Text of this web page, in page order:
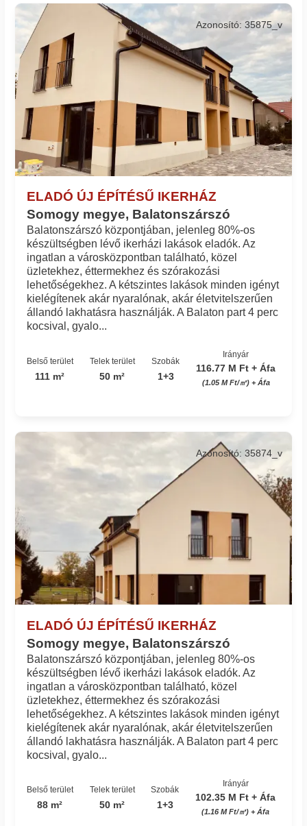
ELADÓ ÚJ ÉPÍTÉSŰ IKERHÁZ
Somogy megye, Balatonszárszó
Azonosító: 35875_v
Balatonszárszó központjában, jelenleg 80%-os
készültségben lévő ikerházi lakások eladók. Az
ingatlan a városközpontban található, közel
üzletekhez, éttermekhez és szórakozási
lehetőségekhez. A kétszintes lakások minden igényt
kielégítenek akár nyaralónak, akár életvitelszerűen
állandó lakhatásra használják. A Balaton part 4 perc
kocsival, gyalo...
Belső terület
111 m²
Telek terület
50 m²
Szobák
1+3
Irányár
116.77 M Ft + Áfa
(1.05 M Ft/㎡) + Áfa
ELADÓ ÚJ ÉPÍTÉSŰ IKERHÁZ
Somogy megye, Balatonszárszó
Azonosító: 35874_v
Balatonszárszó központjában, jelenleg 80%-os
készültségben lévő ikerházi lakások eladók. Az
ingatlan a városközpontban található, közel
üzletekhez, éttermekhez és szórakozási
lehetőségekhez. A kétszintes lakások minden igényt
kielégítenek akár nyaralónak, akár életvitelszerűen
állandó lakhatásra használják. A Balaton part 4 perc
kocsival, gyalo...
Belső terület
88 m²
Telek terület
50 m²
Szobák
1+3
Irányár
102.35 M Ft + Áfa
(1.16 M Ft/㎡) + Áfa